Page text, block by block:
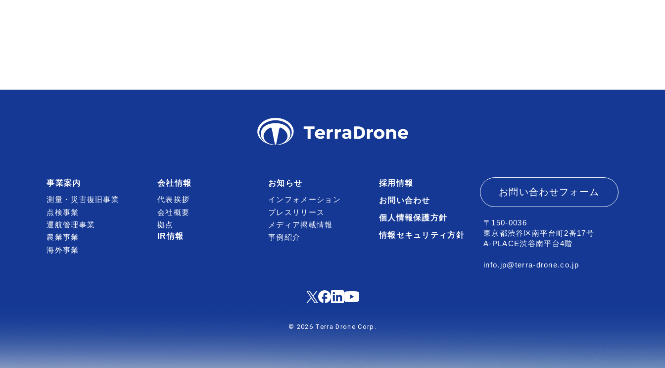
事業案内
測量・災害復旧事業
点検事業
運航管理事業
農業事業
海外事業
会社情報
代表挨拶
会社概要
拠点
IR情報
お知らせ
インフォメーション
プレスリリース
メディア掲載情報
事例紹介
採用情報
お問い合わせ
個人情報保護方針
情報セキュリティ方針
お問い合わせフォーム
〒150-0036
東京都渋谷区南平台町2番17号
A-PLACE渋谷南平台4階
info.jp@terra-drone.co.jp
© 2026 Terra Drone Corp.